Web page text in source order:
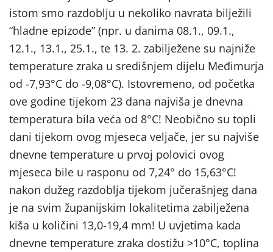
istom smo razdoblju u nekoliko navrata bilježili
“hladne epizode” (npr. u danima 08.1., 09.1.,
12.1., 13.1., 25.1., te 13. 2. zabilježene su najniže
temperature zraka u središnjem dijelu Međimurja
od -7,93°C do -9,08°C). Istovremeno, od početka
ove godine tijekom 23 dana najviša je dnevna
temperatura bila veća od 8°C! Neobično su topli
dani tijekom ovog mjeseca veljače, jer su najviše
dnevne temperature u prvoj polovici ovog
mjeseca bile u rasponu od 7,24° do 15,63°C!
nakon dužeg razdoblja tijekom jučerašnjeg dana
je na svim županijskim lokalitetima zabilježena
kiša u količini 13,0-19,4 mm! U uvjetima kada
dnevne temperature zraka dostižu >10°C, toplina